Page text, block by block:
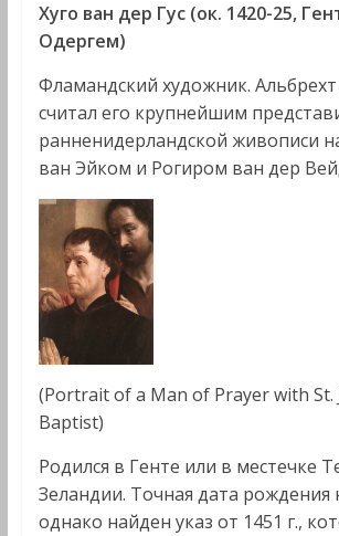
Хуго ван дер Гус (ок. 1420-25,
Одергем)
Фламандский художник.
считал его крупнейшим
ранненидерландской живописи
ван Эйком и Рогиром ван дер
(Portrait of a Man of Prayer with St.
Baptist)
Родился в Генте или в местечке
Зеландии. Точная дата рождения
однако найден указ от 1451 г.,